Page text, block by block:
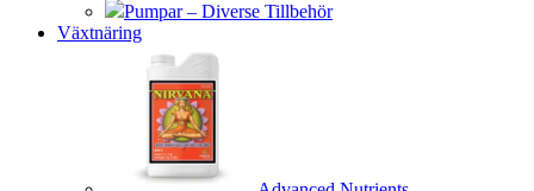
Pumpar – Diverse Tillbehör
Växtnäring